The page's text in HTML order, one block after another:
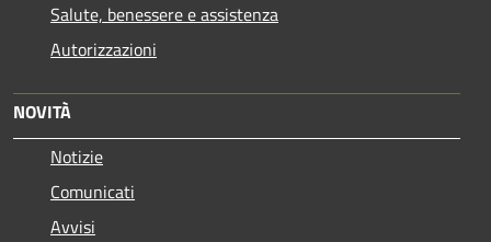
Salute, benessere e assistenza
Autorizzazioni
NOVITÀ
Notizie
Comunicati
Avvisi